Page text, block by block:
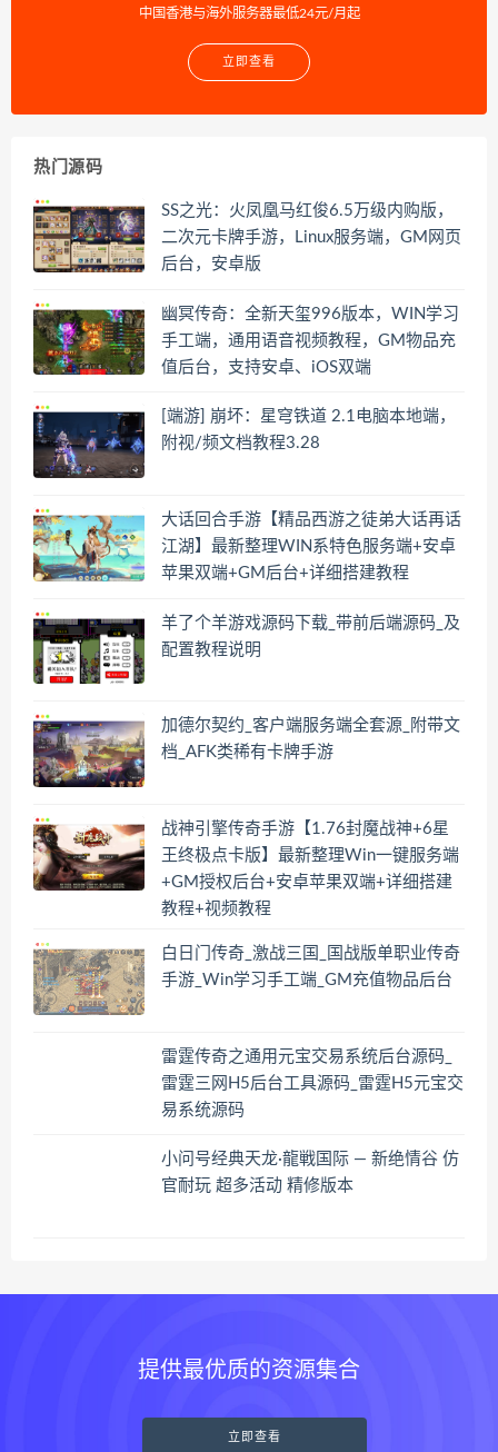
中国香港与海外服务器最低24元/月起
立即查看
热门源码
SS之光：火凤凰马红俊6.5万级内购版，
二次元卡牌手游，Linux服务端，GM网页
后台，安卓版
幽冥传奇：全新天玺996版本，WIN学习
手工端，通用语音视频教程，GM物品充
值后台，支持安卓、iOS双端
[端游] 崩坏：星穹铁道 2.1电脑本地端，
附视/频文档教程3.28
大话回合手游【精品西游之徒弟大话再话
江湖】最新整理WIN系特色服务端+安卓
苹果双端+GM后台+详细搭建教程
羊了个羊游戏源码下载_带前后端源码_及
配置教程说明
加德尔契约_客户端服务端全套源_附带文
档_AFK类稀有卡牌手游
战神引擎传奇手游【1.76封魔战神+6星
王终极点卡版】最新整理Win一键服务端
+GM授权后台+安卓苹果双端+详细搭建
教程+视频教程
白日门传奇_激战三国_国战版单职业传奇
手游_Win学习手工端_GM充值物品后台
雷霆传奇之通用元宝交易系统后台源码_
雷霆三网H5后台工具源码_雷霆H5元宝交
易系统源码
小问号经典天龙·龍戦国际 — 新绝情谷 仿
官耐玩 超多活动 精修版本
提供最优质的资源集合
立即查看